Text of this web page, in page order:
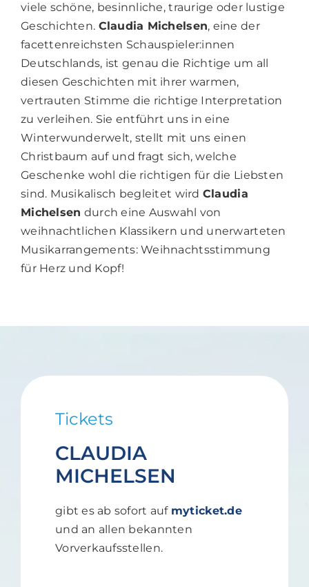
viele schöne, besinnliche, traurige oder lustige
Geschichten. Claudia Michelsen, eine der
facettenreichsten Schauspieler:innen
Deutschlands, ist genau die Richtige um all
diesen Geschichten mit ihrer warmen,
vertrauten Stimme die richtige Interpretation
zu verleihen. Sie entführt uns in eine
Winterwunderwelt, stellt mit uns einen
Christbaum auf und fragt sich, welche
Geschenke wohl die richtigen für die Liebsten
sind. Musikalisch begleitet wird Claudia
Michelsen durch eine Auswahl von
weihnachtlichen Klassikern und unerwarteten
Musikarrangements: Weihnachtsstimmung
für Herz und Kopf!
Tickets
CLAUDIA
MICHELSEN
gibt es ab sofort auf myticket.de
und an allen bekannten
Vorverkaufsstellen.